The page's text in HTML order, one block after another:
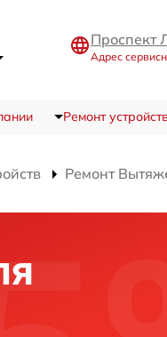
Проспект
Адрес
Ремонт
Ремонт